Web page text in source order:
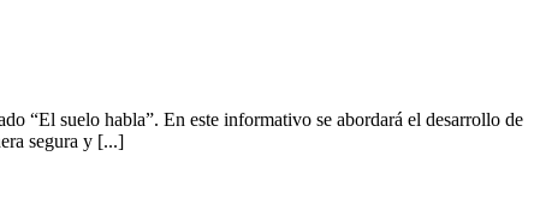
suelo habla”. En este informativo se abordará el desarrollo de
segura y [...]